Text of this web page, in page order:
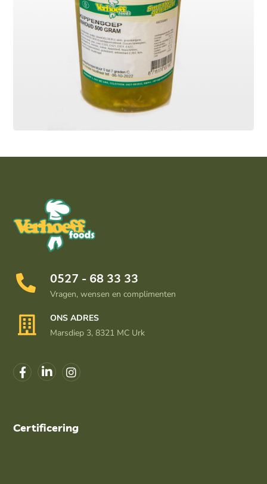
Kippensoep
Kippensoep gemaakt van een verse
bouillon van kippenbouten, groenten
0527 - 68 33 33
Vragen, wensen en complimenten
ONS ADRES
Marsdiep 3, 8321 MC Urk
Certificering